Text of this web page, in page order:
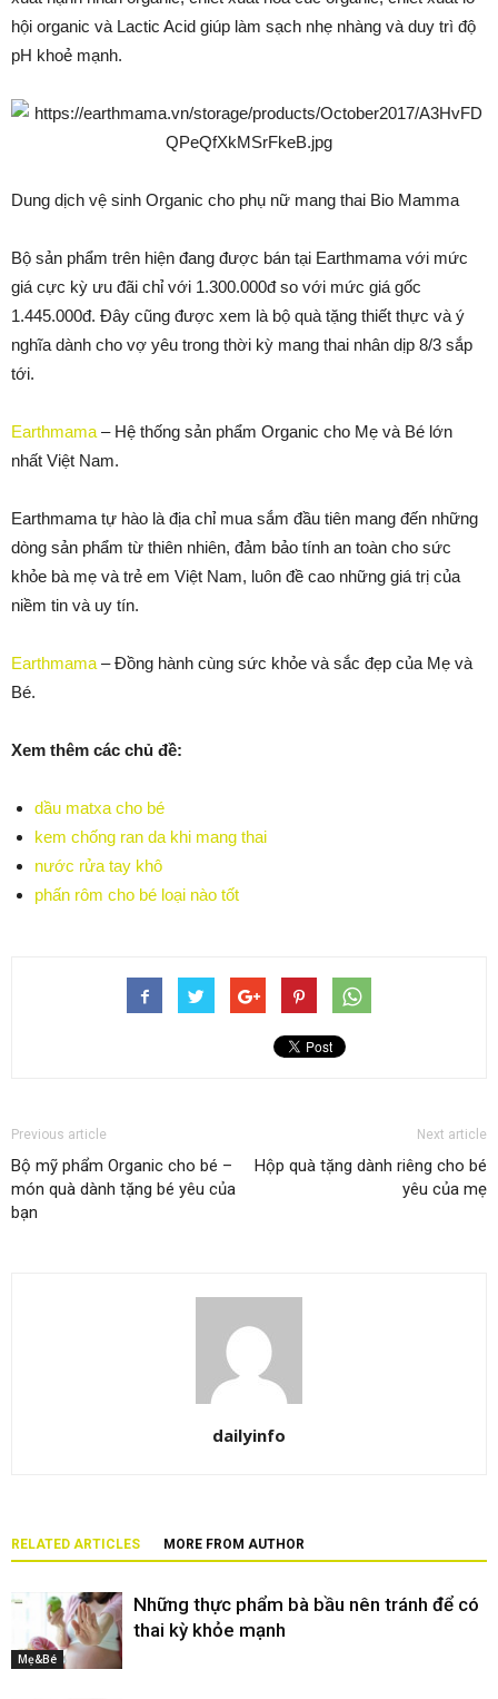
hội organic và Lactic Acid giúp làm sạch nhẹ nhàng và duy trì độ
pH khoẻ mạnh.
Dung dịch vệ sinh Organic cho phụ nữ mang thai Bio Mamma
Bộ sản phẩm trên hiện đang được bán tại Earthmama với mức
giá cực kỳ ưu đãi chỉ với 1.300.000đ so với mức giá gốc
1.445.000đ. Đây cũng được xem là bộ quà tặng thiết thực và ý
nghĩa dành cho vợ yêu trong thời kỳ mang thai nhân dịp 8/3 sắp
tới.
Earthmama – Hệ thống sản phẩm Organic cho Mẹ và Bé lớn
nhất Việt Nam.
Earthmama tự hào là địa chỉ mua sắm đầu tiên mang đến những
dòng sản phẩm từ thiên nhiên, đảm bảo tính an toàn cho sức
khỏe bà mẹ và trẻ em Việt Nam, luôn đề cao những giá trị của
niềm tin và uy tín.
Earthmama – Đồng hành cùng sức khỏe và sắc đẹp của Mẹ và
Bé.
Xem thêm các chủ đề:
dầu matxa cho bé
kem chống ran da khi mang thai
nước rửa tay khô
phấn rôm cho bé loại nào tốt
Previous article
Bộ mỹ phẩm Organic cho bé –
món quà dành tặng bé yêu của
bạn
Next article
Hộp quà tặng dành riêng cho bé
yêu của mẹ
dailyinfo
RELATED ARTICLES MORE FROM AUTHOR
Mẹ&Bé
Những thực phẩm bà bầu nên tránh để có
thai kỳ khỏe mạnh